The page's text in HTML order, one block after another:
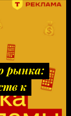
рынка:
к